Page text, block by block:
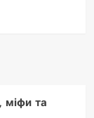
міфи та